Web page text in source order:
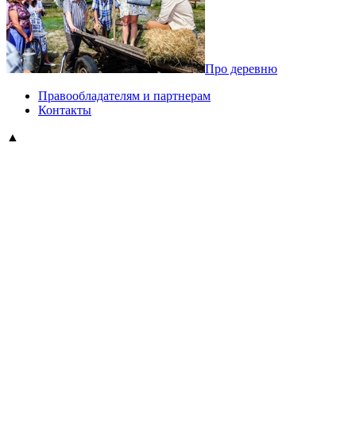
Про деревню
Правообладателям и партнерам
Контакты
▲